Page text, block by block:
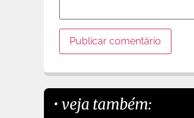
• veja também: